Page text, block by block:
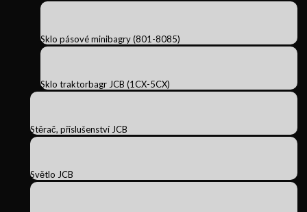
Sklo pásové minibagry (801-8085)
Sklo traktorbagr JCB (1CX-5CX)
Stěrač, příslušenství JCB
Světlo JCB